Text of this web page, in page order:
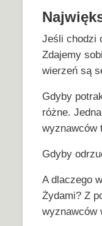
Jeśli chodzi
Zdajemy
wierzeń są
Gdyby
różne.
wyznawców
Gdyby
A dlaczego
Żydami? Z
wyznawców